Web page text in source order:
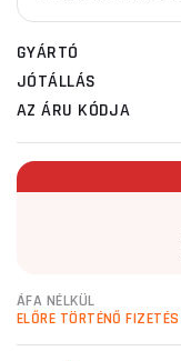
GYÁRTÓ
JÓTÁLLÁS
AZ ÁRU KÓDJA
ÁFA NÉLKÜL
ELŐRE TÖRTÉNŐ